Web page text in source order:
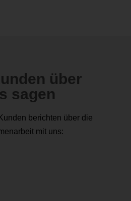
über
sagen
berichten über die
mit uns: